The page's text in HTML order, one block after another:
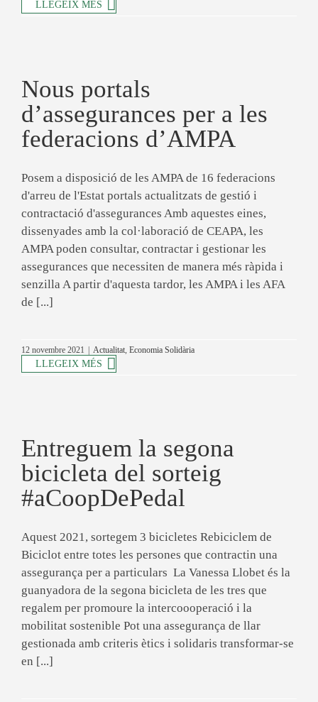
LLEGEIX MÉS
Nous portals
d’assegurances per a les
federacions d’AMPA
Posem a disposició de les AMPA de 16 federacions
d'arreu de l'Estat portals actualitzats de gestió i
contractació d'assegurances Amb aquestes eines,
dissenyades amb la col·laboració de CEAPA, les
AMPA poden consultar, contractar i gestionar les
assegurances que necessiten de manera més ràpida i
senzilla A partir d'aquesta tardor, les AMPA i les AFA
de [...]
12 novembre 2021 Actualitat, Economia Solidària
LLEGEIX MÉS
Entreguem la segona
bicicleta del sorteig
#aCoopDePedal
Aquest 2021, sortegem 3 bicicletes Rebiciclem de
Biciclot entre totes les persones que contractin una
assegurança per a particulars La Vanessa Llobet és la
guanyadora de la segona bicicleta de les tres que
regalem per promoure la intercoooperació i la
mobilitat sostenible Pot una assegurança de llar
gestionada amb criteris ètics i solidaris transformar-se
en [...]